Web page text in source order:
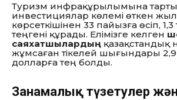
Туризм инфрақұрылымына
инвестициялар көлемі өткен
көрсеткішінен 33 пайызға өсіп, 1,3
теңгені құрады. Елімізге келген
саяхатшылардың қазақстандық
жұмсаған тікелей шығындары 2,
долларға тең болды.
Заңнамалық түзетулер